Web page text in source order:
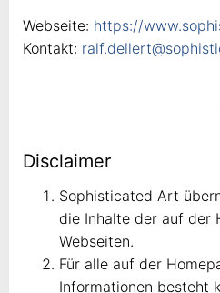
Webseite: https://
Kontakt:
Disclaimer
Sophisticated Art
die Inhalte der auf der
Webseiten.
Für alle auf der
Informationen besteht